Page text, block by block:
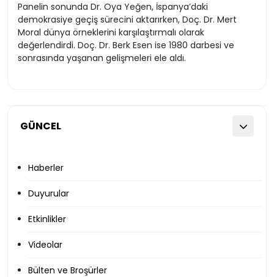
GÜNCEL
Haberler
Duyurular
Etkinlikler
Videolar
Bülten ve Broşürler
Panelin sonunda Dr. Oya Yeğen, İspanya’daki
demokrasiye geçiş sürecini aktarırken, Doç. Dr. Mert
Moral dünya örneklerini karşılaştırmalı olarak
değerlendirdi. Doç. Dr. Berk Esen ise 1980 darbesi ve
sonrasında yaşanan gelişmeleri ele aldı.